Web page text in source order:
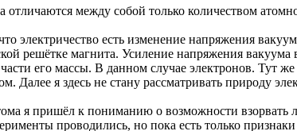
между собой только количеством
электричество есть изменение напряжения
решётке магнита. Усиление напряжения
его массы. В данном случае электронов.
Далее я здесь не стану рассматривать природу
я пришёл к пониманию о возможности
проводились, но пока есть только